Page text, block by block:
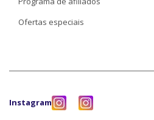
Ofertas especiais
Instagram